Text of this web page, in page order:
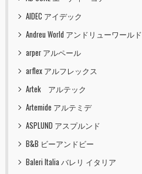
AIDEC アイデック
Andreu World アンドリューワールド
arper アルペール
arflex アルフレックス
Artek アルテック
Artemide アルテミデ
ASPLUND アスプルンド
B&B ビーアンドビー
Baleri Italia バレリ イタリア